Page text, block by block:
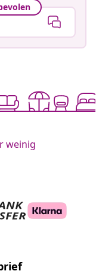
weinig